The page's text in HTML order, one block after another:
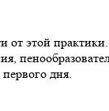
от этой
дня.